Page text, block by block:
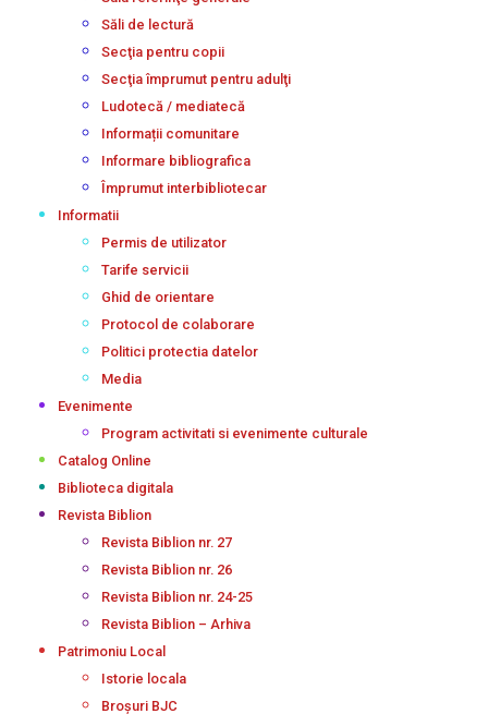
Săli de lectură
Secţia pentru copii
Secţia împrumut pentru adulţi
Ludotecă / mediatecă
Informații comunitare
Informare bibliografica
Împrumut interbibliotecar
Informatii
Permis de utilizator
Tarife servicii
Ghid de orientare
Protocol de colaborare
Politici protectia datelor
Media
Evenimente
Program activitati si evenimente culturale
Catalog Online
Biblioteca digitala
Revista Biblion
Revista Biblion nr. 27
Revista Biblion nr. 26
Revista Biblion nr. 24-25
Revista Biblion – Arhiva
Patrimoniu Local
Istorie locala
Broșuri BJC